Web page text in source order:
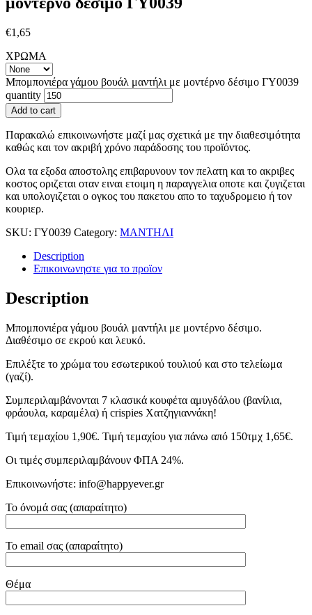
€1,65
ΧΡΩΜΑ
Μπομπονιέρα γάμου βουάλ μαντήλι με μοντέρνο δέσιμο ΓΥ0039
quantity
Add to cart
Παρακαλώ επικοινωνήστε μαζί μας σχετικά με την διαθεσιμότητα
καθώς και τον ακριβή χρόνο παράδοσης του προϊόντος.
Ολα τα εξοδα αποστολης επιβαρυνουν τον πελατη και το ακριβες
κοστος οριζεται οταν ειναι ετοιμη η παραγγελια οποτε και ζυγιζεται
και υπολογιζεται ο ογκος του πακετου απο το ταχυδρομειο ή τον
κουριερ.
SKU: ΓΥ0039 Category: ΜΑΝΤΗΛΙ
Description
Επικοινωνηστε για το προϊoν
Description
Μπομπονιέρα γάμου βουάλ μαντήλι με μοντέρνο δέσιμο.
Διαθέσιμο σε εκρού και λευκό.
Επιλέξτε το χρώμα του εσωτερικού τουλιού και στο τελείωμα
(γαζί).
Συμπεριλαμβάνονται 7 κλασικά κουφέτα αμυγδάλου (βανίλια,
φράουλα, καραμέλα) ή crispies Χατζηγιαννάκη!
Τιμή τεμαχίου 1,90€. Τιμή τεμαχίου για πάνω από 150τμχ 1,65€.
Οι τιμές συμπεριλαμβάνουν ΦΠΑ 24%.
Επικοινωνήστε: info@happyever.gr
Το όνομά σας (απαραίτητο)
Το email σας (απαραίτητο)
Θέμα